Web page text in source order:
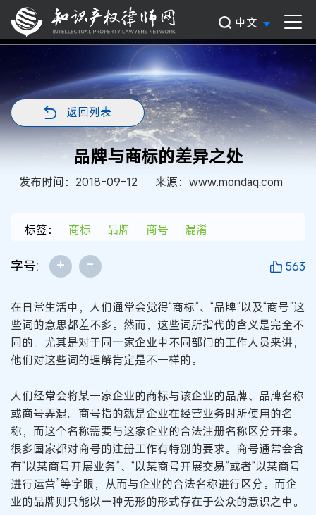
中文
返回列表
品牌与商标的差异之处
发布时间：2018-09-12 来源：www.mondaq.com
标签： 商标 品牌 商号 混淆
字号: + - 563
在日常生活中，人们通常会觉得“商标”、“品牌”以及“商号”这
些词的意思都差不多。然而，这些词所指代的含义是完全不
同的。尤其是对于同一家企业中不同部门的工作人员来讲，
他们对这些词的理解肯定是不一样的。
人们经常会将某一家企业的商标与该企业的品牌、品牌名称
或商号弄混。商号指的就是企业在经营业务时所使用的名
称，而这个名称需要与这家企业的合法注册名称区分开来。
很多国家都对商号的注册工作有特别的要求。商号通常会含
有“以某商号开展业务”、“以某商号开展交易”或者“以某商号
进行运营”等字眼，从而与企业的合法名称进行区分。而企
业的品牌则只能以一种无形的形式存在于公众的意识之中。